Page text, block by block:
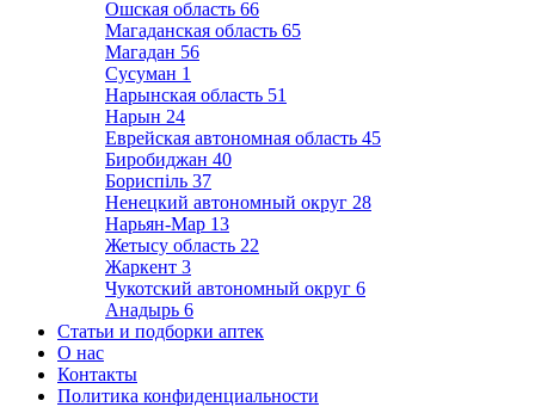
Ошская область 66
Магаданская область 65
Магадан 56
Сусуман 1
Нарынская область 51
Нарын 24
Еврейская автономная область 45
Биробиджан 40
Бориспіль 37
Ненецкий автономный округ 28
Нарьян-Мар 13
Жетысу область 22
Жаркент 3
Чукотский автономный округ 6
Анадырь 6
Статьи и подборки аптек
О нас
Контакты
Политика конфиденциальности